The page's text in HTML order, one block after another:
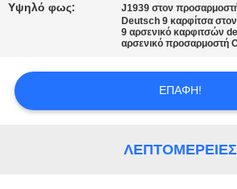
ΑΠΌΣΠΑΣΜΑ
Υψηλό φως: J1939 στον προσαρμοστή
Deutsch 9 καρφίτσα
9 αρσενικό καρφιτσών
αρσενικό προσαρμοστή
ΕΠΑΦΉ!
ΛΕΠΤΟΜΈΡΕΙΕΣ